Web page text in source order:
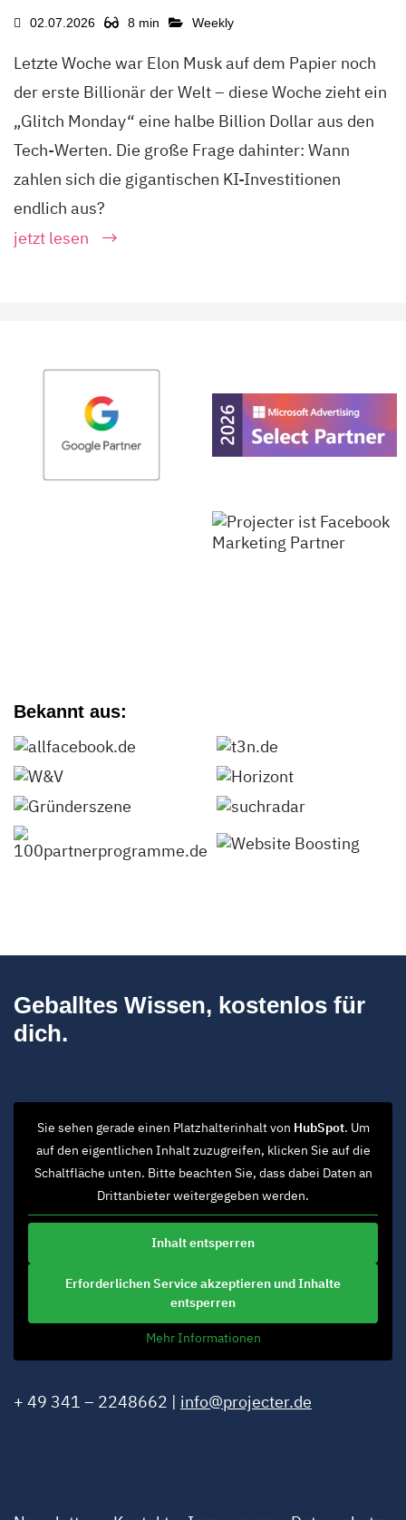
02.07.2026 8 min Weekly
Letzte Woche war Elon Musk auf dem Papier noch
der erste Billionär der Welt – diese Woche zieht ein
„Glitch Monday“ eine halbe Billion Dollar aus den
Tech-Werten. Die große Frage dahinter: Wann
zahlen sich die gigantischen KI-Investitionen
endlich aus?
jetzt lesen
Bekannt aus:
Geballtes Wissen, kostenlos für
dich.
Sie sehen gerade einen Platzhalterinhalt von HubSpot. Um
auf den eigentlichen Inhalt zuzugreifen, klicken Sie auf die
Schaltfläche unten. Bitte beachten Sie, dass dabei Daten an
Drittanbieter weitergegeben werden.
Inhalt entsperren
Erforderlichen Service akzeptieren und Inhalte
entsperren
Mehr Informationen
+ 49 341 – 2248662 | info@projecter.de